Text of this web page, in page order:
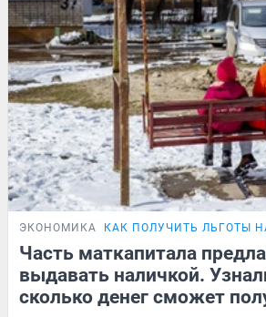
ЭКОНОМИКА КАК ПОЛУЧИТЬ ЛЬГОТЫ
Часть маткапитала
выдавать наличкой.
сколько денег сможет